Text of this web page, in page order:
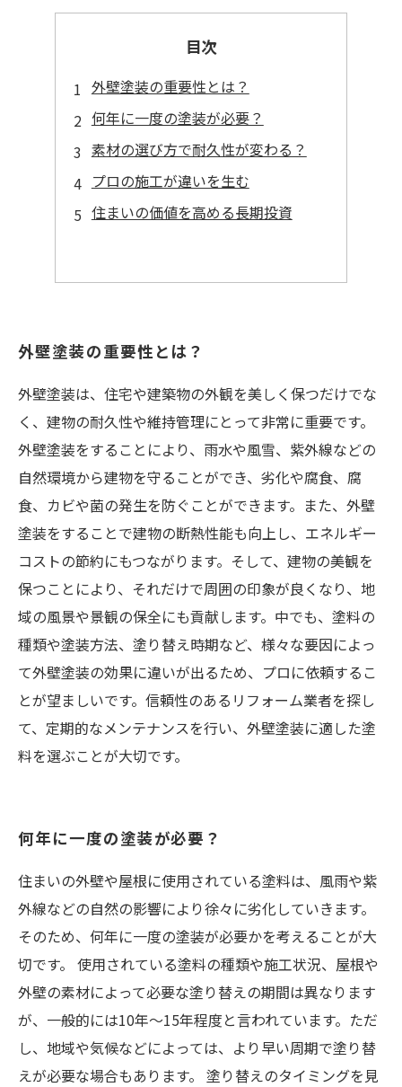
目次
外壁塗装の重要性とは？
何年に一度の塗装が必要？
素材の選び方で耐久性が変わる？
プロの施工が違いを生む
住まいの価値を高める長期投資
外壁塗装の重要性とは？
外壁塗装は、住宅や建築物の外観を美しく保つだけでな
く、建物の耐久性や維持管理にとって非常に重要です。
外壁塗装をすることにより、雨水や風雪、紫外線などの
自然環境から建物を守ることができ、劣化や腐食、腐
食、カビや菌の発生を防ぐことができます。また、外壁
塗装をすることで建物の断熱性能も向上し、エネルギー
コストの節約にもつながります。そして、建物の美観を
保つことにより、それだけで周囲の印象が良くなり、地
域の風景や景観の保全にも貢献します。中でも、塗料の
種類や塗装方法、塗り替え時期など、様々な要因によっ
て外壁塗装の効果に違いが出るため、プロに依頼するこ
とが望ましいです。信頼性のあるリフォーム業者を探し
て、定期的なメンテナンスを行い、外壁塗装に適した塗
料を選ぶことが大切です。
何年に一度の塗装が必要？
住まいの外壁や屋根に使用されている塗料は、風雨や紫
外線などの自然の影響により徐々に劣化していきます。
そのため、何年に一度の塗装が必要かを考えることが大
切です。 使用されている塗料の種類や施工状況、屋根や
外壁の素材によって必要な塗り替えの期間は異なります
が、一般的には10年～15年程度と言われています。ただ
し、地域や気候などによっては、より早い周期で塗り替
えが必要な場合もあります。 塗り替えのタイミングを見